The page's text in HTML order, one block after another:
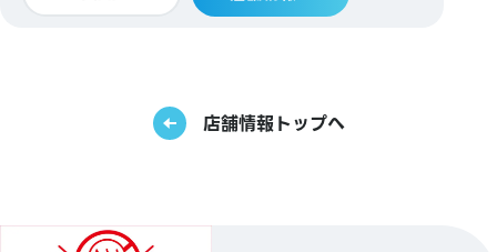
店舗情報トップへ